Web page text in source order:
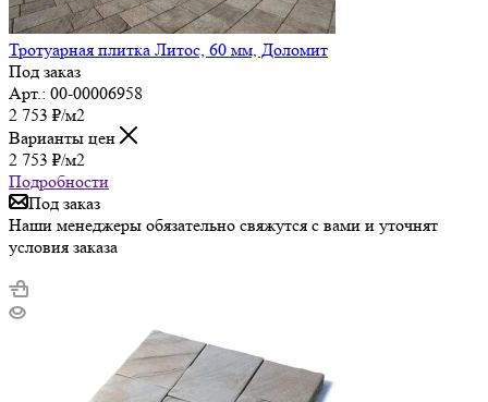
Тротуарная плитка Литос, 60 мм, Доломит
Под заказ
Арт.: 00-00006958
2 753 ₽/м2
Варианты цен
2 753 ₽/м2
Подробности
Под заказ
Наши менеджеры обязательно свяжутся с вами и уточнят
условия заказа